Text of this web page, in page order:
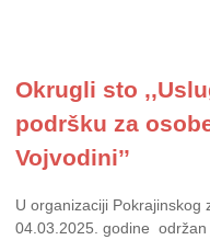
Okrugli sto
podršku za
Vojvodini’’
U organizaciji Pokrajinskog
04.03.2025. godine održan